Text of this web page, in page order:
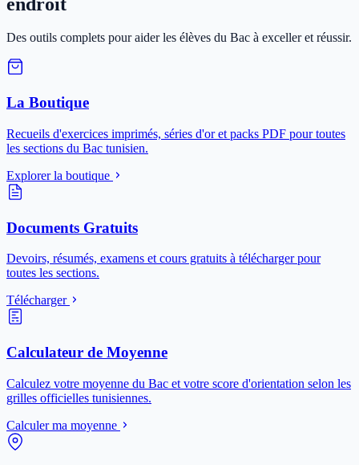
Des outils complets pour aider les élèves du Bac à exceller et réussir.
La Boutique
Recueils d'exercices imprimés, séries d'or et packs PDF pour toutes
les sections du Bac tunisien.
Explorer la boutique
Documents Gratuits
Devoirs, résumés, examens et cours gratuits à télécharger pour
toutes les sections.
Télécharger
Calculateur de Moyenne
Calculez votre moyenne du Bac et votre score d'orientation selon les
grilles officielles tunisiennes.
Calculer ma moyenne